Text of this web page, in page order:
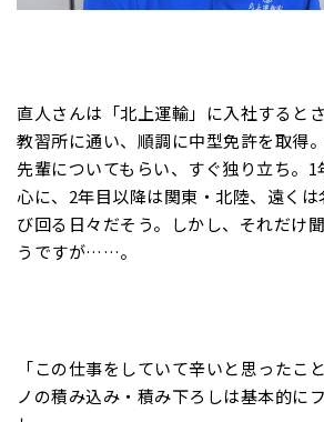
直人さんは「北上運輸」に入社すると
教習所に通い、順調に中型免許を取得
先輩についてもらい、すぐ独り立ち。
心に、2年目以降は関東・北陸、遠く
び回る日々だそう。しかし、それだけ
うですが……。
「この仕事をしていて辛いと思ったこ
ノの積み込み・積み下ろしは基本的に